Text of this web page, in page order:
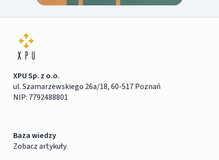
XPU Sp. z o.o.
ul. Szamarzewskiego 26a/18, 60-517 Poznań
NIP: 7792488801
Baza wiedzy
Zobacz artykuły